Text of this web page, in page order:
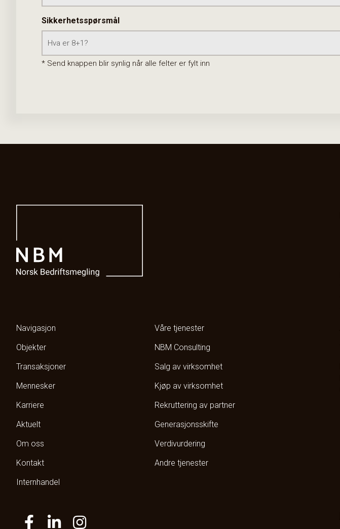
Sikkerhetsspørsmål
* Send knappen blir synlig når alle felter er fylt inn
Navigasjon
Objekter
Transaksjoner
Mennesker
Karriere
Aktuelt
Om oss
Kontakt
Internhandel
Våre tjenester
NBM Consulting
Salg av virksomhet
Kjøp av virksomhet
Rekruttering av partner
Generasjonsskifte
Verdivurdering
Andre tjenester